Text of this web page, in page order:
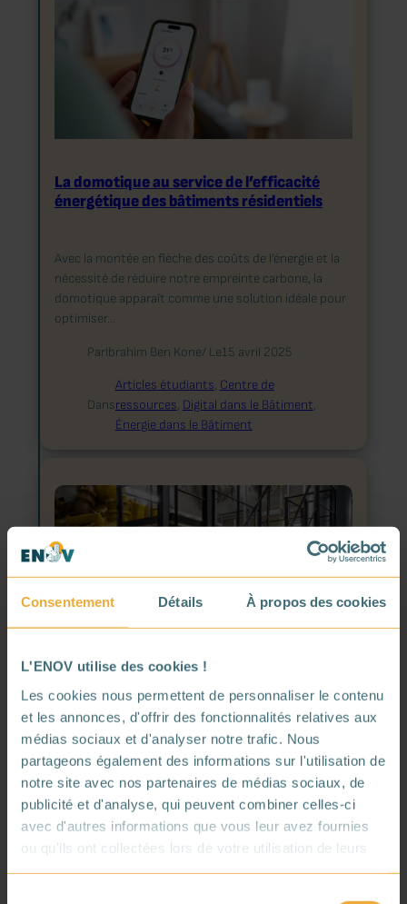
Consentement Détails À propos des cookies
L'ENOV utilise des cookies !
Les cookies nous permettent de personnaliser le contenu
et les annonces, d'offrir des fonctionnalités relatives aux
médias sociaux et d'analyser notre trafic. Nous
partageons également des informations sur l'utilisation de
notre site avec nos partenaires de médias sociaux, de
publicité et d'analyse, qui peuvent combiner celles-ci
avec d'autres informations que vous leur avez fournies
ou qu'ils ont collectées lors de votre utilisation de leurs
La domotique au service de l’efficacité
énergétique des bâtiments résidentiels
Avec la montée en flèche des coûts de l’énergie et la
nécessité de réduire notre empreinte carbone, la
domotique apparaît comme une solution idéale pour
optimiser…
ParIbrahim Ben Kone/ Le15 avril 2025
Dans
Articles étudiants, Centre de
ressources, Digital dans le Bâtiment
Énergie dans le Bâtiment
La récupération de chaleur : un potentiel
inexploité pour la transition énergétique
des bâtiments
Dans un objectif de maîtrise des coûts et de
décarbonation, la récupération de chaleur est une